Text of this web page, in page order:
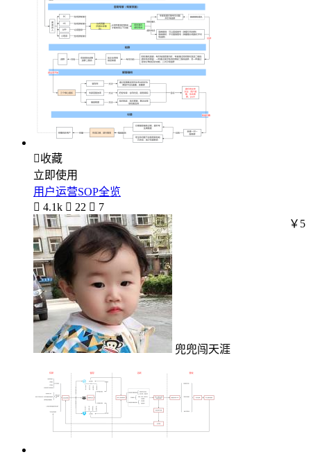
收藏
立即使用
用户运营SOP全览
 4.1k  22  7
兜兜闯天涯
￥5